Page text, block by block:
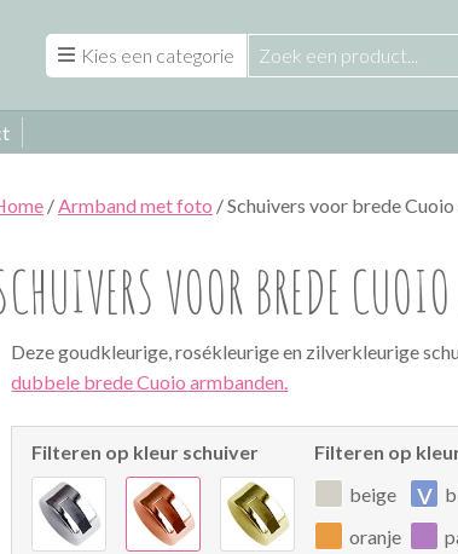
Kies een categorie
/Armband met foto / Schuivers voor brede
VOOR BREDE
Deze goudkleurige, rosékleurige en zilverkleurige
dubbele brede Cuoio armbanden.
Filteren op kleur schuiver
Filteren op
beige
v
oranje